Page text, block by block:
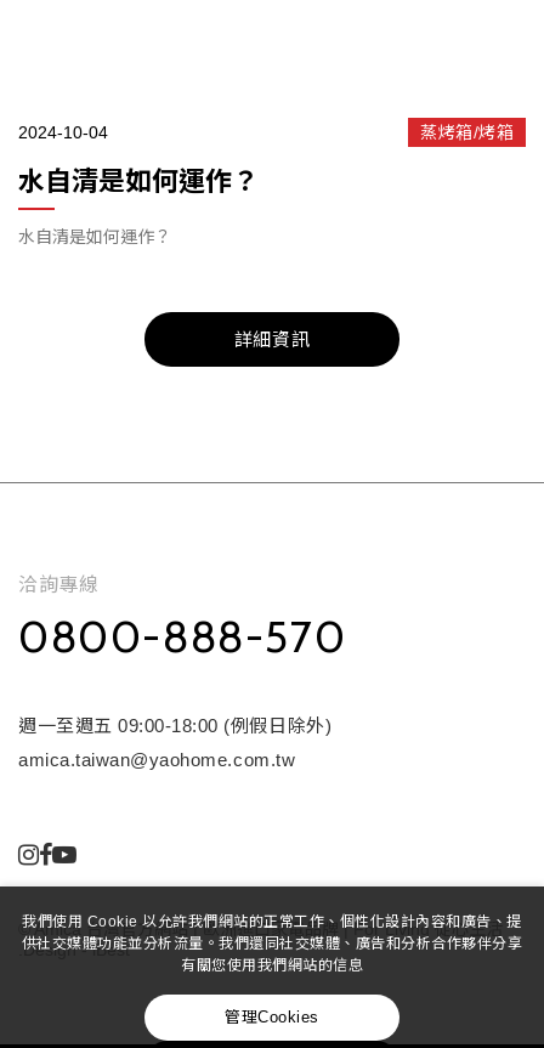
2024-10-04 蒸烤箱/烤箱
水自清是如何運作？
水自清是如何運作？
詳細資訊
洽詢專線
0800-888-570
週一至週五 09:00-18:00 (例假日除外)
amica.taiwan@yaohome.com.tw
©Amica 台灣官方網站 | 歐洲進口家電品牌 | For Living 從心生活
.Design - iBest
我們使用 Cookie 以允許我們網站的正常工作、個性化設計內容和廣告、提
供社交媒體功能並分析流量。我們還同社交媒體、廣告和分析合作夥伴分享
有關您使用我們網站的信息
管理Cookies